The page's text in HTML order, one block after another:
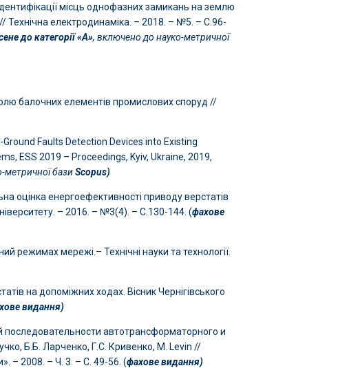
місць однофазних замикань на землю
Технічна електродинаміка. – 2018. – №5. – С.96-
до категорії «А», включено до науко-метричної
балочних елементів промислових споруд //
Faults Detection Devices into Existing
ESS 2019 – Proceedings, Kyiv, Ukraine, 2019,
метричної базиScopus)
енергоефективності приводу верстатів
– 2016. – №3(4). – С.130-144. (фахове
режимах мережі.– Технічні науки та технології.
на допоміжних ходах. Вісник Чернігівського
видання)
автотрансформаторного и
Б.Б. Ларченко, Г.С. Кривенко, М. Levin //
– 2008. – Ч. 3. – С. 49-56. (фахове видання)